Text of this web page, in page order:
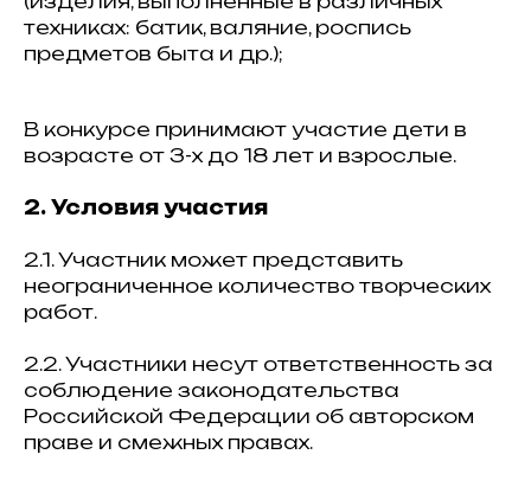
техниках: батик, валяние, роспись
предметов быта и др.);
В конкурсе принимают участие дети в
возрасте от 3-х до 18 лет и взрослые.
2. Условия участия
2.1. Участник может представить
неограниченное количество творческих
работ.
2.2. Участники несут ответственность за
соблюдение законодательства
Российской Федерации об авторском
праве и смежных правах.